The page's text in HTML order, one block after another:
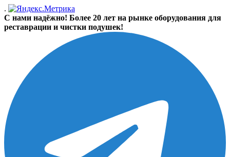
.
С нами надёжно! Более 20 лет на рынке оборудования для
реставрации и чистки подушек!